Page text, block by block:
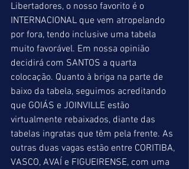
Libertadores, o nosso favorito é o
INTERNACIONAL que vem atropelando
por fora, tendo inclusive uma tabela
muito favorável. Em nossa opinião
decidirá com SANTOS a quarta
colocação. Quanto à briga na parte de
baixo da tabela, seguimos acreditando
que GOIÁS e JOINVILLE estão
virtualmente rebaixados, diante das
tabelas ingratas que têm pela frente. As
outras duas vagas estão entre CORITIBA,
VASCO, AVAÍ e FIGUEIRENSE, com uma